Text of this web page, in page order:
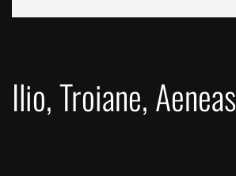
Ilio, Troiane, Aeneas